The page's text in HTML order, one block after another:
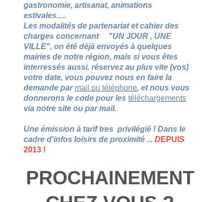
gastronomie, artisanat, animations
estivales.....
Les modalités de partenariat et cahier des
charges concernant "UN JOUR , UNE
VILLE", on été déjà envoyés à quelques
mairies de notre région, mais si vous êtes
interressés aussi, réservez au plus vite (vos)
votre date, vous pouvez nous en faire la
demande par mail ou téléphone, et nous vous
donnerons le code pour les téléchargements
via notre site ou par mail.
Une émission à tarif tres privilégié ! Dans le
cadre d'infos loisirs de proximité ... D EPUIS
2013 !
PROCHAINEMENT